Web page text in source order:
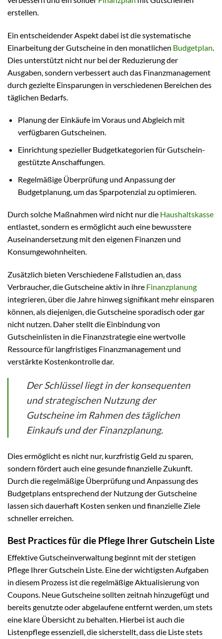
erstellen.
Ein entscheidender Aspekt dabei ist die systematische
Einarbeitung der Gutscheine in den monatlichen Budgetplan
Dies unterstützt nicht nur bei der Reduzierung der
Ausgaben, sondern verbessert auch das Finanzmanagement
durch gezielte Einsparungen in verschiedenen Bereichen des
täglichen Bedarfs.
Planung der Einkäufe im Voraus und Abgleich mit
verfügbaren Gutscheinen.
Einrichtung spezieller Budgetkategorien für Gutschein-
gestützte Anschaffungen.
Regelmäßige Überprüfung und Anpassung der
Budgetplanung, um das Sparpotenzial zu optimieren.
Durch solche Maßnahmen wird nicht nur die Haushaltskasse
entlastet, sondern es ermöglicht auch eine bewusstere
Auseinandersetzung mit den eigenen Finanzen und
Konsumgewohnheiten.
Zusätzlich bieten Verschiedene Fallstudien an, dass
Verbraucher, die Gutscheine aktiv in ihre Finanzplanung
integrieren, über die Jahre hinweg signifikant mehr einsparen
können, als diejenigen, die Gutscheine sporadisch oder gar
nicht nutzen. Daher stellt die Einbindung von
Gutscheinlisten in die Finanzstrategie eine wertvolle
Ressource für langfristiges Finanzmanagement und
verstärkte Kostenkontrolle dar.
Der Schlüssel liegt in der konsequenten
und strategischen Nutzung der
Gutscheine im Rahmen des täglichen
Einkaufs und der Finanzplanung.
Dies ermöglicht es nicht nur, kurzfristig Geld zu sparen,
sondern fördert auch eine gesunde finanzielle Zukunft.
Durch die regelmäßige Überprüfung und Anpassung des
Budgetplans entsprechend der Nutzung der Gutscheine
lassen sich dauerhaft Kosten senken und finanzielle Ziele
schneller erreichen.
Best Practices für die Pflege Ihrer Gutschein Liste
Effektive Gutscheinverwaltung beginnt mit der stetigen
Pflege Ihrer Gutschein Liste. Eine der wichtigsten Aufgaben
in diesem Prozess ist die regelmäßige Aktualisierung von
Coupons. Neue Gutscheine sollten zeitnah hinzugefügt und
bereits genutzte oder abgelaufene entfernt werden, um stets
eine klare Übersicht zu behalten. Hierbei ist auch die
Listenpflege essenziell, die sicherstellt, dass die Liste stets